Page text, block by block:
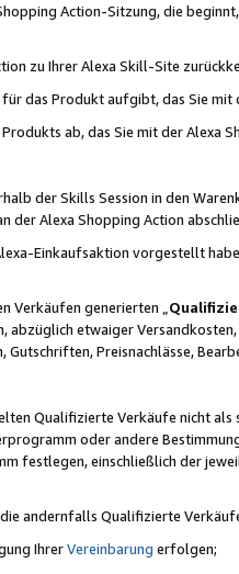
Action-Sitzung, die
zu Ihrer Alexa Skill-Site
das Produkt aufgibt, das Sie mit
ab, das Sie mit der Alexa
der Skills Session in den
der Alexa Shopping Action
Einkaufsaktion vorgestellt
Verkäufen generierten „
abzüglich etwaiger
Gutschriften, Preisnachlässe,
Qualifizierte Verkäufe nicht
oder andere
festlegen, einschließlich der
andernfalls Qualifizierte
IhrerVereinbarung erfolgen;